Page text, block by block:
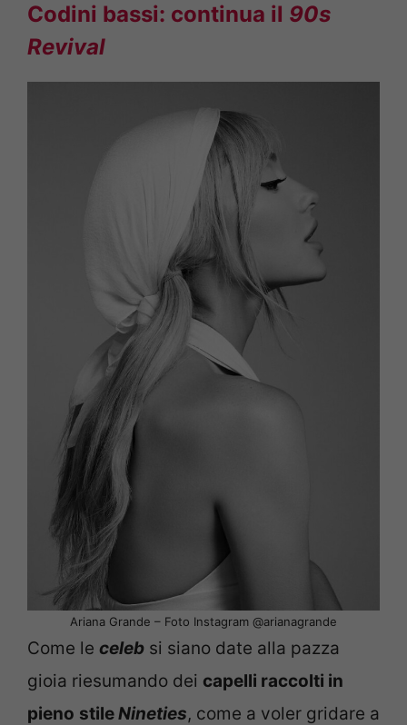
Codini bassi: continua il 90s
Revival
Ariana Grande – Foto Instagram @arianagrande
Come le celeb si siano date alla pazza
gioia riesumando dei capelli raccolti in
pieno stileNineties, come a voler gridare a